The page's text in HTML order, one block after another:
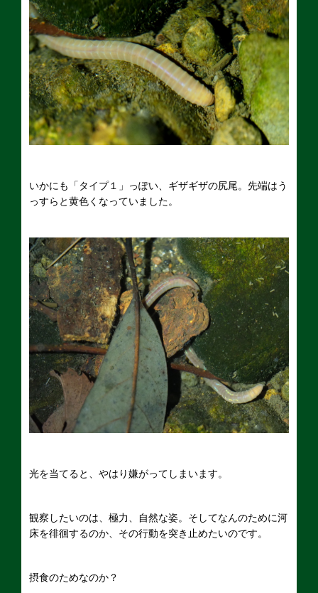
いかにも「タイプ１」っぽい、ギザギザの尻尾。先端はう
っすらと黄色くなっていました。
光を当てると、やはり嫌がってしまいます。
観察したいのは、極力、自然な姿。そしてなんのために河
床を徘徊するのか、その行動を突き止めたいのです。
摂食のためなのか？